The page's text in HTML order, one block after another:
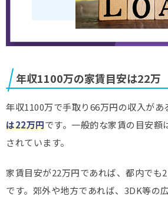
年収1100万の家賃目安は22万
年収1100万で手取り66万円の収入があ
は22万円です。一般的な家賃の目安額
されています。
家賃目安が22万円であれば、都内でも
です。郊外や地方であれば、3DK等の